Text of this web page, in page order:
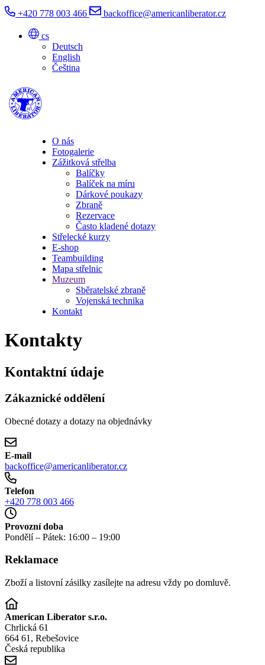
+420 778 003 466 backoffice@americanliberator.cz
cs
Deutsch
English
Čeština
O nás
Fotogalerie
Zážitková střelba
Balíčky
Balíček na míru
Dárkové poukazy
Zbraně
Rezervace
Často kladené dotazy
Střelecké kurzy
E-shop
Teambuilding
Mapa střelnic
Muzeum
Sběratelské zbraně
Vojenská technika
Kontakt
Kontakty
Kontaktní údaje
Zákaznické oddělení
Obecné dotazy a dotazy na objednávky
E-mail
backoffice@americanliberator.cz
Telefon
+420 778 003 466
Provozní doba
Pondělí – Pátek: 16:00 – 19:00
Reklamace
Zboží a listovní zásilky zasílejte na adresu vždy po domluvě.
American Liberator s.r.o.
Chrlická 61
664 61, Rebešovice
Česká republika